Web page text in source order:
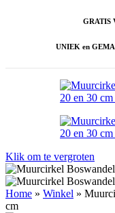
GRATIS
UNIEK en
Klik om te vergroten
Home » Winkel »
cm